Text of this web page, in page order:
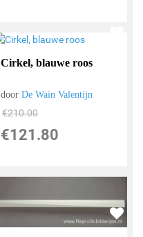
Cirkel, blauwe roos
doorDe Wain Valentijn
€210.00
€121.80